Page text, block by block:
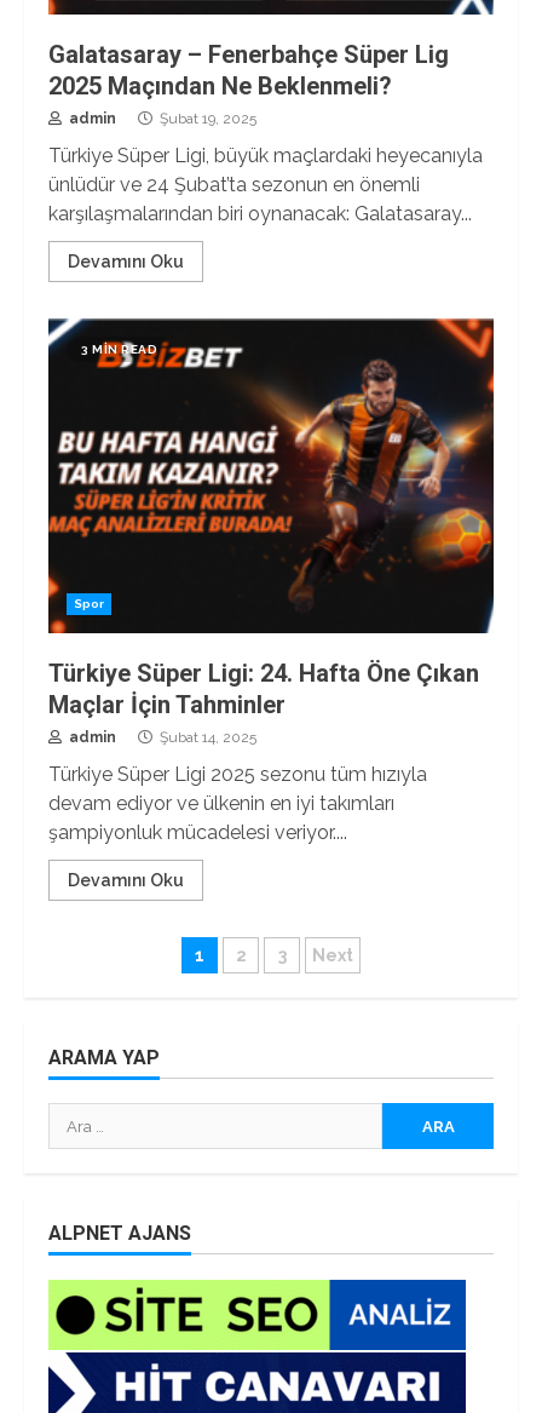
Galatasaray – Fenerbahçe Süper Lig
2025 Maçından Ne Beklenmeli?
admin Şubat 19, 2025
Türkiye Süper Ligi, büyük maçlardaki heyecanıyla
ünlüdür ve 24 Şubat’ta sezonun en önemli
karşılaşmalarından biri oynanacak: Galatasaray...
Devamını Oku
3 MIN READ
Spor
Türkiye Süper Ligi: 24. Hafta Öne Çıkan
Maçlar İçin Tahminler
admin Şubat 14, 2025
Türkiye Süper Ligi 2025 sezonu tüm hızıyla
devam ediyor ve ülkenin en iyi takımları
şampiyonluk mücadelesi veriyor....
Devamını Oku
Yazı
1 2 3 Next
ARAMA YAP
Arama:
ALPNET AJANS